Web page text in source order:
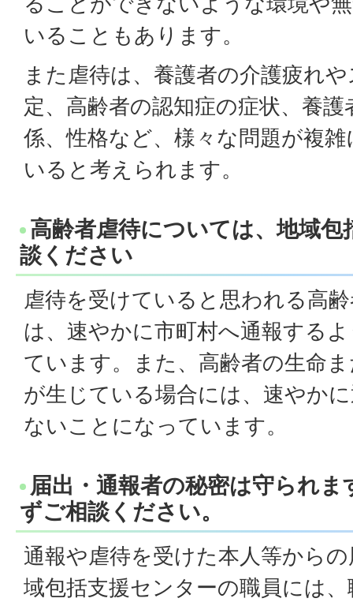
いることもあります。
また虐待は、養護者の介護疲れ
定、高齢者の認知症の症状、養
係、性格など、様々な問題が複
いると考えられます。
高齢者虐待については、地域
談ください
虐待を受けていると思われる高
は、速やかに市町村へ通報する
ています。また、高齢者の生命
が生じている場合には、速やか
ないことになっています。
届出・通報者の秘密は守られ
ずご相談ください。
通報や虐待を受けた本人等から
域包括支援センターの職員には